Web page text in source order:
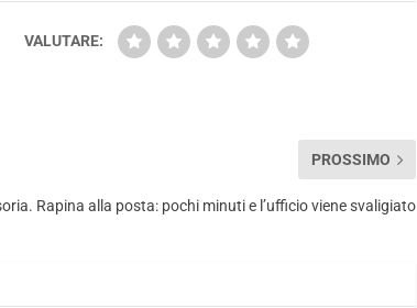
VALUTARE:
PROSSIMO
Rapina alla posta: pochi minuti e l’ufficio viene svaligiato